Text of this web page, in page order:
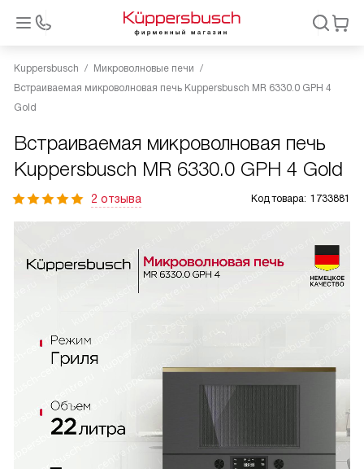
Kuppersbusch
Микроволновые печи
Встраиваемая микроволновая печь Kuppersbusch MR 6330.0 GPH 4
Gold
Встраиваемая микроволновая печь
Kuppersbusch MR 6330.0 GPH 4 Gold
2 отзыва Код товара: 1733881